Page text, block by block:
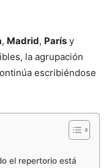
, Madrid, París y
la agrupación
escribiéndose
el repertorio está